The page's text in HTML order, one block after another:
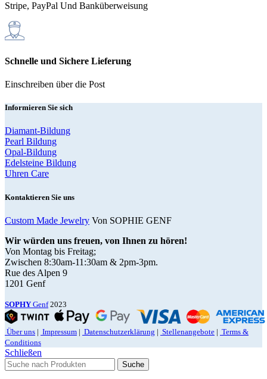
Stripe, PayPal Und Banküberweisung
Schnelle und Sichere Lieferung
Einschreiben über die Post
Informieren Sie sich
Diamant-Bildung
Pearl Bildung
Opal-Bildung
Edelsteine Bildung
Uhren Care
Kontaktieren Sie uns
Custom Made Jewelry Von SOPHIE GENF
Wir würden uns freuen, von Ihnen zu hören!
Von Montag bis Freitag;
Zwischen 8:30am-11:30am & 2pm-3pm.
Rue des Alpen 9
1201 Genf
SOPHY Genf 2023
Über uns | Impressum | Datenschutzerklärung | Stellenangebote | Terms &
Conditions
Schließen
Suche